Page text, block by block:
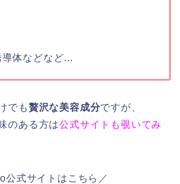
導体などなど…
でも贅沢な美容成分ですが、
のある方は公式サイトも覗いてみ
公式サイトはこちら／